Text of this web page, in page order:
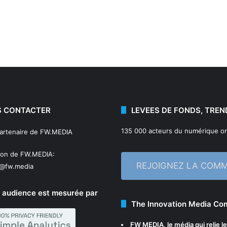
CONTACTER
de FW.MEDIA
de FW.MEDIA:
est mesurée par
LEVEES DE FONDS,
135 000 acteurs du numérique
REJOIGNEZ LA
The Innovation Media
FW MEDIA, le média qui relie